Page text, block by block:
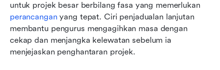
perancangan yang tepat. Ciri penjadualan lanjutan
membantu pengurus mengagihkan masa dengan
cekap dan menjangka kelewatan sebelum ia
menjejaskan penghantaran projek.